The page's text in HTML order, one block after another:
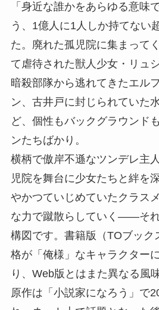
「身近な誰かをあらゆる意味
う、1億人に1人しか持てない
た。廃れた孤児院に集まって
て虐待された獣人少女・リュ
暗殺部隊から逃れてきたエル
ン、古井戸に封じられていた
ど、個性もバックグラウンド
ンたちばかり。
横柄で傲岸不遜なツンデレ主
児院を舞台に少女たちと絆を
やかつていじめていたクラス
な力で蹴散らしていく——そ
構図です。書籍版（TOブック
格が「俺様」なキャラクター
り、Web版とはまた異なる風
原作は「小説家になろう」で